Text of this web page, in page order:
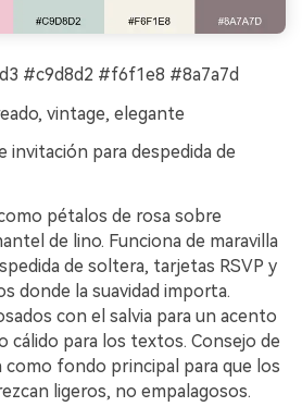
#c9d8d2 #f6f1e8 #8a7a7d
vintage, elegante
invitación para despedida de
pétalos de rosa sobre
de lino. Funciona de maravilla
de soltera, tarjetas RSVP y
donde la suavidad importa.
con el salvia para un acento
cálido para los textos. Consejo de
como fondo principal para que los
ligeros, no empalagosos.